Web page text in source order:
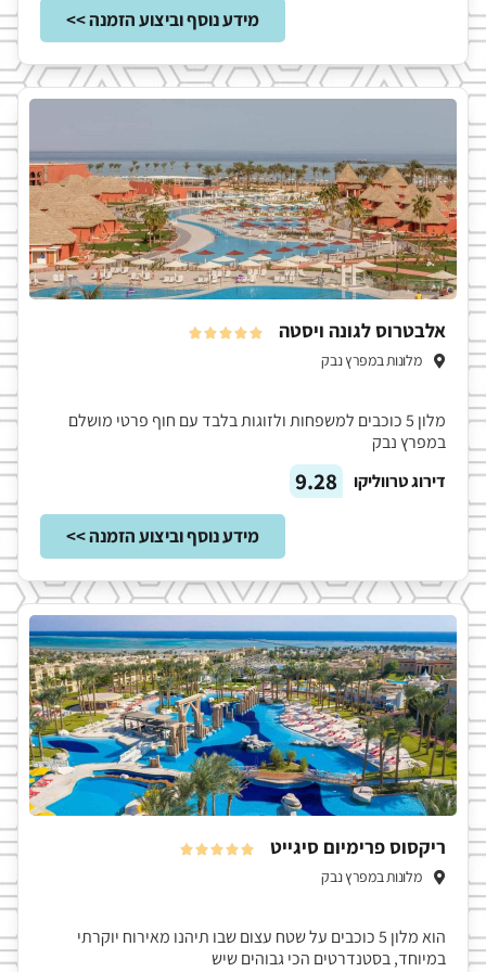
מידע נוסף וביצוע הזמנה >>
אלבטרוס לגונה ויסטה 




מלונות במפרץ נבק
מלון 5 כוכבים למשפחות ולזוגות בלבד עם חוף פרטי מושלם
במפרץ נבק
דירוג טרווליקו
9.28
מידע נוסף וביצוע הזמנה >>
ריקסוס פרימיום סיגייט 




מלונות במפרץ נבק
הוא מלון 5 כוכבים על שטח עצום שבו תיהנו מאירוח יוקרתי
במיוחד, בסטנדרטים הכי גבוהים שיש